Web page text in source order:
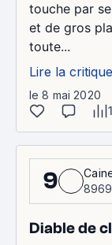
touche par
et de gros
toute...
Lire la critique
le 8 mai 2020
9
Diable de